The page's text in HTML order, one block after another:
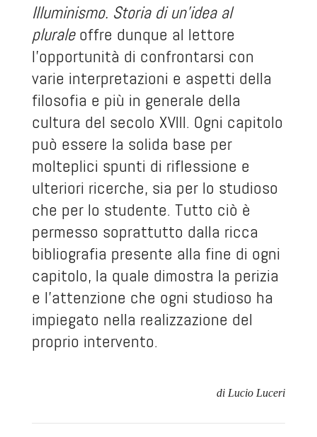
Illuminismo. Storia di un’idea al
pluraleoffre dunque al lettore
l’opportunità di confrontarsi con
varie interpretazioni e aspetti della
filosofia e più in generale della
cultura del secolo XVIII. Ogni capitolo
può essere la solida base per
molteplici spunti di riflessione e
ulteriori ricerche, sia per lo studioso
che per lo studente. Tutto ciò è
permesso soprattutto dalla ricca
bibliografia presente alla fine di ogni
capitolo, la quale dimostra la perizia
e l’attenzione che ogni studioso ha
impiegato nella realizzazione del
proprio intervento.
di Lucio Luceri